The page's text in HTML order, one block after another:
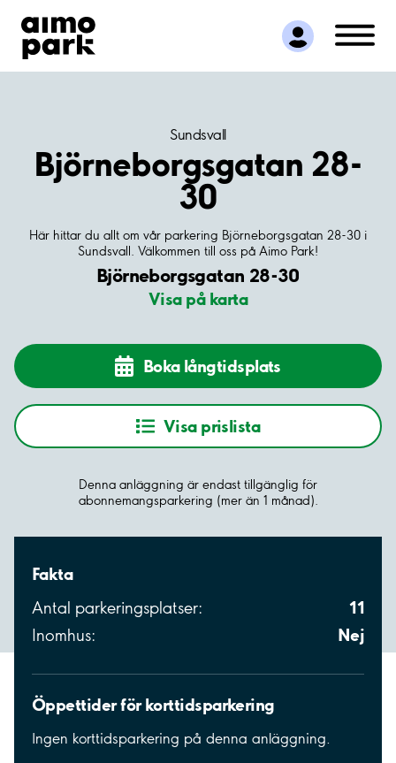
Hitta parkering
Samarbete
Kundservice
Sundsvall
Björneborgsgatan 28-
30
Här hittar du allt om vår parkering Björneborgsgatan 28-30 i
Sundsvall. Välkommen till oss på Aimo Park!
Björneborgsgatan 28-30
Visa på karta
Boka långtidsplats
Visa prislista
Denna anläggning är endast tillgänglig för
abonnemangsparkering (mer än 1 månad).
Fakta
Antal parkeringsplatser: 11
Inomhus: Nej
Öppettider för korttidsparkering
Ingen korttidsparkering på denna anläggning.